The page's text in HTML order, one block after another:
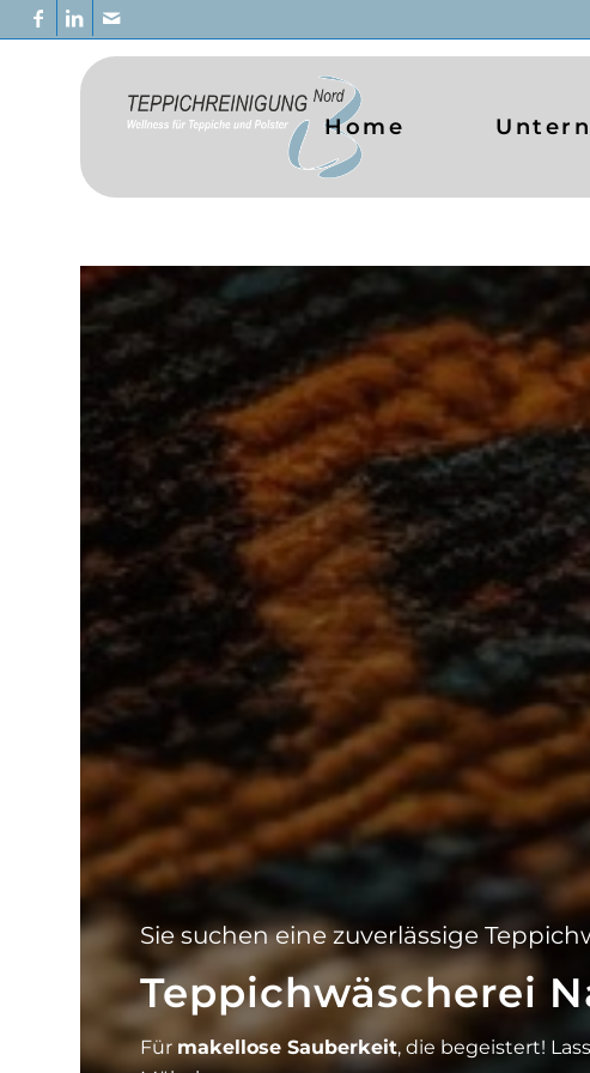
Home
Sie suchen eine zuverlässige
Teppichwäscherei
Für makellose Sauberkeit, die begeistert!